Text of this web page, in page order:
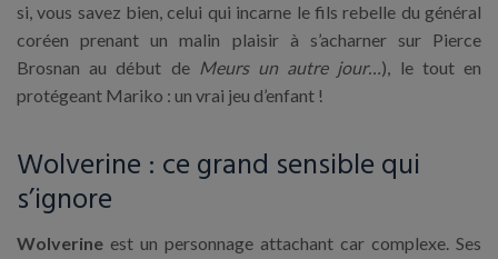
si, vous savez bien, celui qui incarne le fils rebelle du général
coréen prenant un malin plaisir à s’acharner sur Pierce
Brosnan au début de Meurs un autre jour…), le tout en
protégeant Mariko : un vrai jeu d’enfant !
Wolverine : ce grand sensible qui
s’ignore
Wolverine est un personnage attachant car complexe. Ses